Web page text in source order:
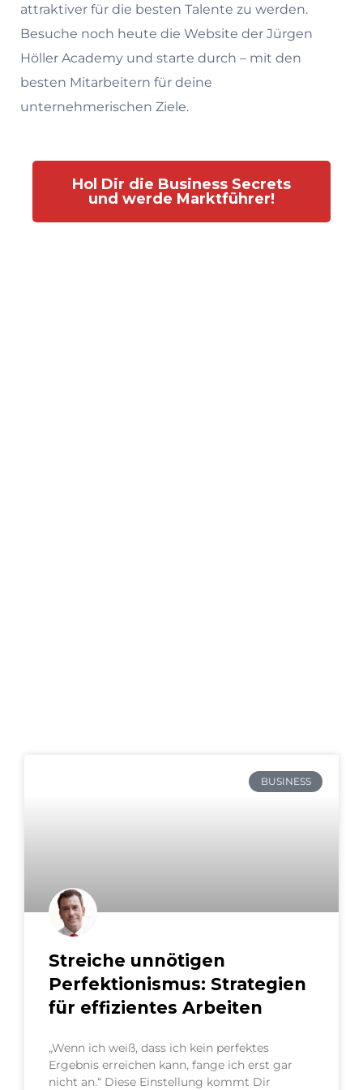
attraktiver für die besten Talente zu werden.
Besuche noch heute die Website der Jürgen
Höller Academy und starte durch – mit den
besten Mitarbeitern für deine
unternehmerischen Ziele.
Hol Dir die Business Secrets
und werde Marktführer!
BUSINESS
Streiche unnötigen
Perfektionismus: Strategien
für effizientes Arbeiten
„Wenn ich weiß, dass ich kein perfektes
Ergebnis erreichen kann, fange ich erst gar
nicht an.“ Diese Einstellung kommt Dir